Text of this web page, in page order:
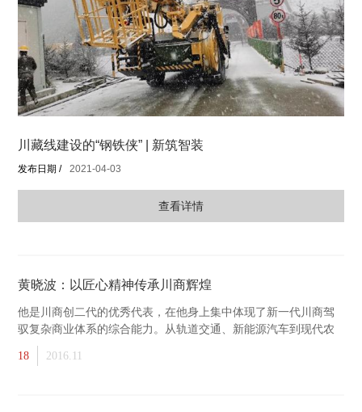
川藏线建设的“钢铁侠” | 新筑智装
发布日期 / 2021-04-03
查看详情
黄晓波：以匠心精神传承川商辉煌
他是川商创二代的优秀代表，在他身上集中体现了新一代川商驾
驭复杂商业体系的综合能力。从轨道交通、新能源汽车到现代农
业、房地产，他操盘实体经济得心应手；从互联网金融到清洁能
源，他运作资本投资项目也是慧眼独具。
18 2016.11